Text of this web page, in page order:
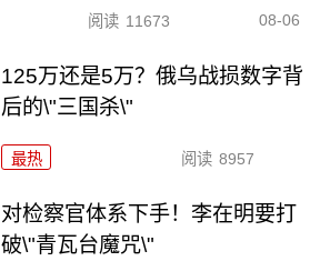
阅读 11673 08-06
125万还是5万？俄乌战损数字背
后的\"三国杀\"
最热 阅读 8957
对检察官体系下手！李在明要打
破\"青瓦台魔咒\"